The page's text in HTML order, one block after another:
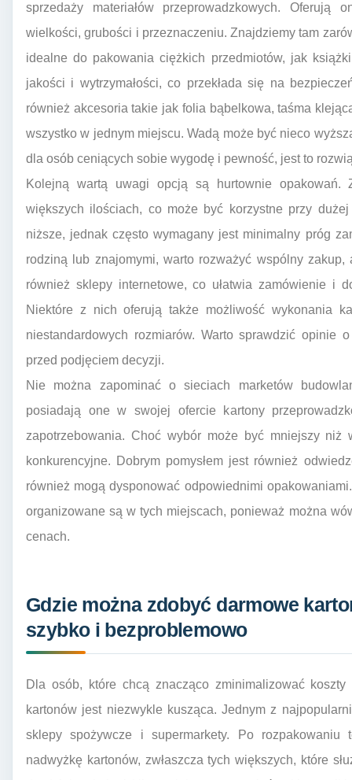
sprzedaży materiałów przeprowadzkowych. Oferują
wielkości, grubości i przeznaczeniu. Znajdziemy tam
idealne do pakowania ciężkich przedmiotów, jak
jakości i wytrzymałości, co przekłada się na
również akcesoria takie jak folia bąbelkowa, taśma
wszystko w jednym miejscu. Wadą może być nieco
dla osób ceniących sobie wygodę i pewność, jest to
Kolejną wartą uwagi opcją są hurtownie opakowań.
większych ilościach, co może być korzystne przy
niższe, jednak często wymagany jest minimalny próg
rodziną lub znajomymi, warto rozważyć wspólny
również sklepy internetowe, co ułatwia zamówienie i
Niektóre z nich oferują także możliwość wykonania
niestandardowych rozmiarów. Warto sprawdzić opinie
przed podjęciem decyzji.
Nie można zapominać o sieciach marketów
posiadają one w swojej ofercie kartony
zapotrzebowania. Choć wybór może być mniejszy niż
konkurencyjne. Dobrym pomysłem jest również
również mogą dysponować odpowiednimi
organizowane są w tych miejscach, ponieważ można
cenach.
Gdzie można zdobyć darmowe
szybko i bezproblemowo
Dla osób, które chcą znacząco zminimalizować
kartonów jest niezwykle kusząca. Jednym z
sklepy spożywcze i supermarkety. Po rozpakowaniu
nadwyżkę kartonów, zwłaszcza tych większych, które